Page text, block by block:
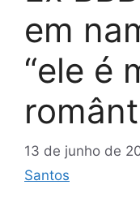
em
“ele é
13 de junho de
Santos